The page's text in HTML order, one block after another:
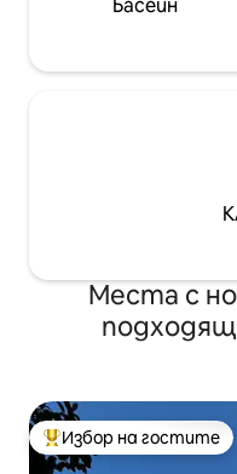
Места с
Най-популярен избор
Избор на гостите